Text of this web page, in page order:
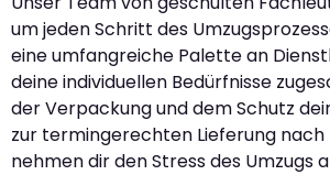
um jeden Schritt des
eine umfangreiche Palette an
deine individuellen Bedürfnisse
der Verpackung und dem Schutz
zur termingerechten Lieferung nach
nehmen dir den Stress des Umzugs